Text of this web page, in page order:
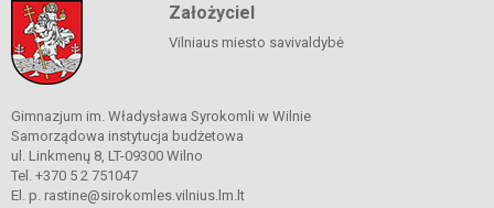
Założyciel
Vilniaus miesto savivaldybė
Gimnazjum im. Władysława Syrokomli w Wilnie
Samorządowa instytucja budżetowa
ul. Linkmenų 8, LT-09300 Wilno
Tel. +370 5 2 751047
El. p. rastine@sirokomles.vilnius.lm.lt